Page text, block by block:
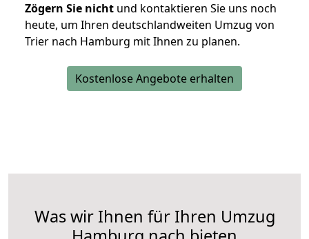
Zögern Sie nicht und kontaktieren Sie uns noch
heute, um Ihren deutschlandweiten Umzug von
Trier nach Hamburg mit Ihnen zu planen.
Kostenlose Angebote erhalten
Was wir Ihnen für Ihren Umzug